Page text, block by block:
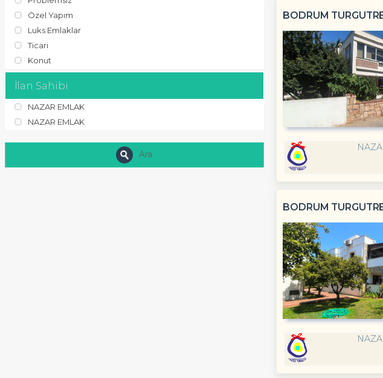
Özel Yapım
Luks Emlaklar
Ticari
Konut
İlan Sahibi
NAZAR EMLAK
NAZAR EMLAK
Ara
BODRUM
BODRUM